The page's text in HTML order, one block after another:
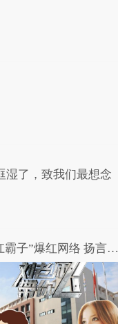
湿了，致我们最想念
刘老师带你飞：“初一扛霸子”爆红网络 扬言美人只配强者拥有